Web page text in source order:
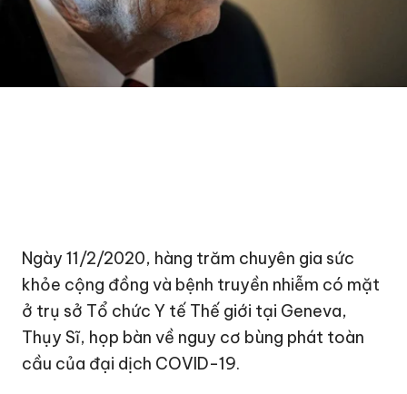
Ngày 11/2/2020, hàng trăm chuyên gia sức
khỏe cộng đồng và bệnh truyền nhiễm có mặt
ở trụ sở Tổ chức Y tế Thế giới tại Geneva,
Thụy Sĩ, họp bàn về nguy cơ bùng phát toàn
cầu của đại dịch COVID-19.